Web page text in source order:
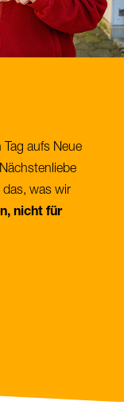
aufs Neue
das, was wir
nicht für